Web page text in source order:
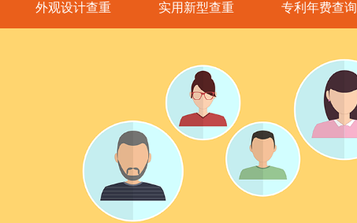
外观设计查重 实用新型查重 专利年费查询